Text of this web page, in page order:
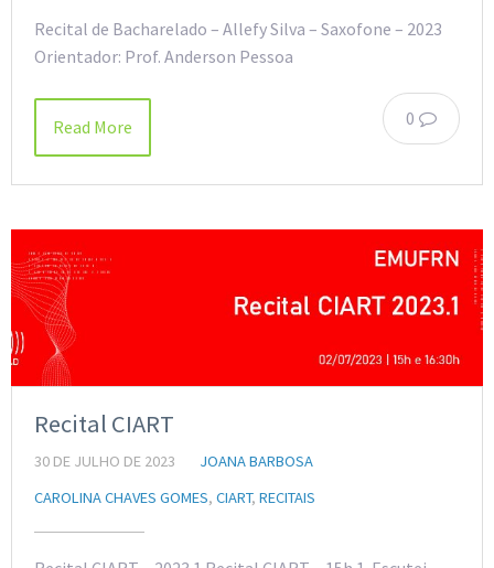
Recital de Bacharelado – Allefy Silva – Saxofone – 2023
Orientador: Prof. Anderson Pessoa
0
Read More
Recital CIART
30 DE JULHO DE 2023
JOANA BARBOSA
CAROLINA CHAVES GOMES, CIART, RECITAIS